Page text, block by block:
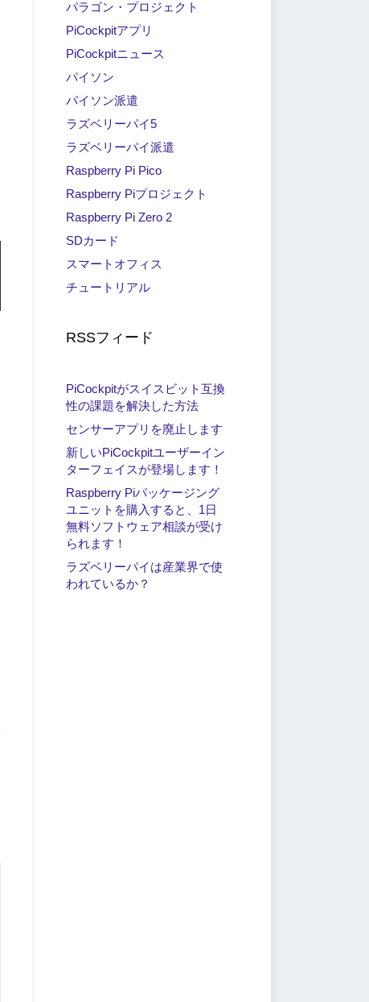
パラゴン・プロジェクト
PiCockpitアプリ
PiCockpitニュース
パイソン
パイソン派遣
ラズベリーパイ5
ラズベリーパイ派遣
Raspberry Pi Pico
Raspberry Piプロジェクト
Raspberry Pi Zero 2
SDカード
スマートオフィス
チュートリアル
RSSフィード
PiCockpitがスイスビット互換
性の課題を解決した方法
センサーアプリを廃止します
新しいPiCockpitユーザーイン
ターフェイスが登場します！
Raspberry Piパッケージング
ユニットを購入すると、1日
無料ソフトウェア相談が受け
られます！
ラズベリーパイは産業界で使
われているか？